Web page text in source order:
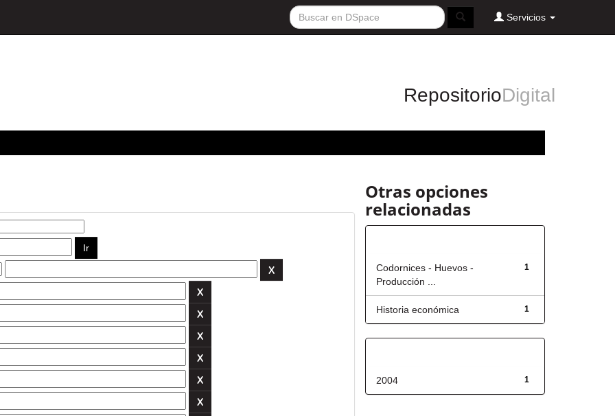
Servicios
RepositorioDigital
Otras opciones
relacionadas
1
Codornices - Huevos -
Producción ...
1
Historia económica
1
2004